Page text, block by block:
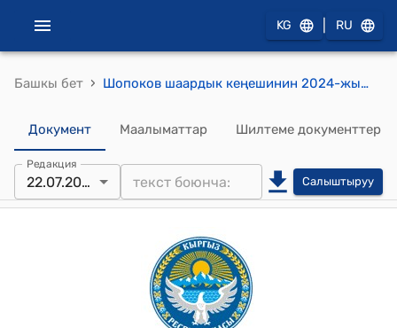
KG RU
Башкы бет › Шопоков шаардык кеңешинин 2024-жылдын «22» теке айы № 192 "Шопоков шаардык кеңешинин төрагасынын милдеттерин аткаруу жөнүндө" токтому
Документ Маалыматтар Шилтеме документтер
Редакция
22.07.2024 Салыштыруу